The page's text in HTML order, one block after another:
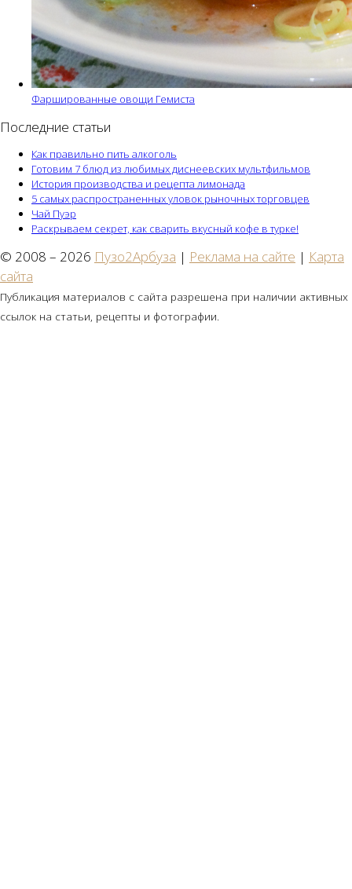
Фаршированные овощи Гемиста
Последние статьи
Как правильно пить алкоголь
Готовим 7 блюд из любимых диснеевских мультфильмов
История производства и рецепта лимонада
5 самых распространенных уловок рыночных торговцев
Чай Пуэр
Раскрываем секрет, как сварить вкусный кофе в турке!
© 2008 – 2026 Пузо2Арбуза | Реклама на сайте | Карта
сайта
Публикация материалов с сайта разрешена при наличии активных
ссылок на статьи, рецепты и фотографии.